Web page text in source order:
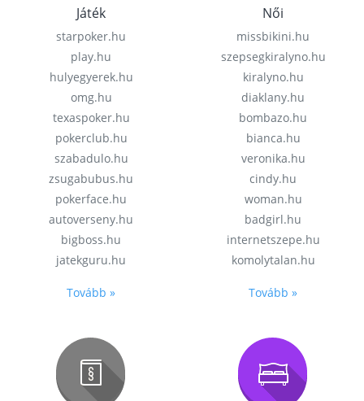
Játék
starpoker.hu
play.hu
hulyegyerek.hu
omg.hu
texaspoker.hu
pokerclub.hu
szabadulo.hu
zsugabubus.hu
pokerface.hu
autoverseny.hu
bigboss.hu
jatekguru.hu
Tovább »
Női
missbikini.hu
szepsegkiralyno.hu
kiralyno.hu
diaklany.hu
bombazo.hu
bianca.hu
veronika.hu
cindy.hu
woman.hu
badgirl.hu
internetszepe.hu
komolytalan.hu
Tovább »